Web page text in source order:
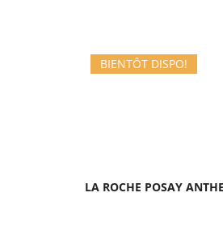
BIENTÔT DISPO!
LA ROCHE POSAY